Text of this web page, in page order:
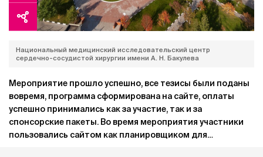
Национальный медицинский исследовательский центр
сердечно-сосудистой хирургии имени А. Н. Бакулева
Мероприятие прошло успешно, все тезисы были поданы
вовремя, программа сформирована на сайте, оплаты
успешно принимались как за участие, так и за
спонсорские пакеты. Во время мероприятия участники
пользовались сайтом как планировщиком для